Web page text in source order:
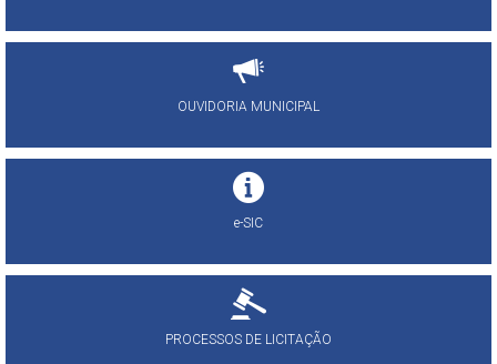
OUVIDORIA MUNICIPAL
e-SIC
PROCESSOS DE LICITAÇÃO